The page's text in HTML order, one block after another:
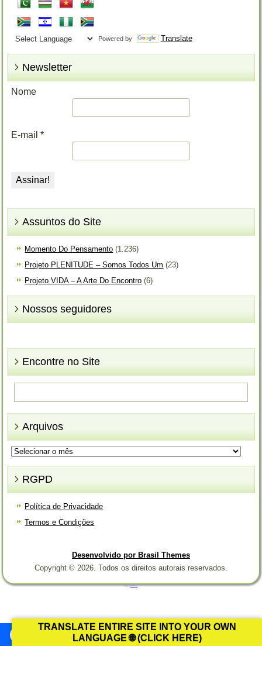
Powered by Translate
Newsletter
Nome
E-mail*
Assuntos do Site
Momento Do Pensamento (1.236)
Projeto PLENITUDE – Somos Todos Um (23)
Projeto VIDA – A Arte Do Encontro (6)
Nossos seguidores
Encontre no Site
Arquivos
Arquivos
RGPD
Política de Privacidade
Termos e Condições
Desenvolvido por Brasil Themes
Copyright © 2026. Todos os direitos autorais reservados.
TRANSLATE ENTIRE SITE INTO YOUR OWN
LANGUAGE 🌐 (CLICK HERE)